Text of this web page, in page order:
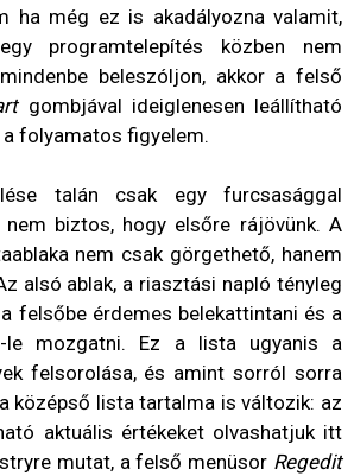
ha még ez is akadályozna valamit,
programtelepítés közben nem
beleszóljon, akkor a felső
gombjával ideiglenesen leállítható
folyamatos figyelem.
talán csak egy furcsasággal
nem biztos, hogy elsőre rájövünk. A
nem csak görgethető, hanem
alsó ablak, a riasztási napló tényleg
felsőbe érdemes belekattintani és a
le mozgatni. Ez a lista ugyanis a
felsorolása, és amint sorról sorra
középső lista tartalma is változik: az
aktuális értékeket olvashatjuk itt
mutat, a felső menüsor Regedit